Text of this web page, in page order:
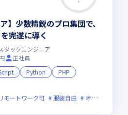
】少数精鋭のプロ集団で、
完遂に導く
タックエンジニア
正社員
Python
PHP
リモートワーク可 服装自由 オンライン選考可